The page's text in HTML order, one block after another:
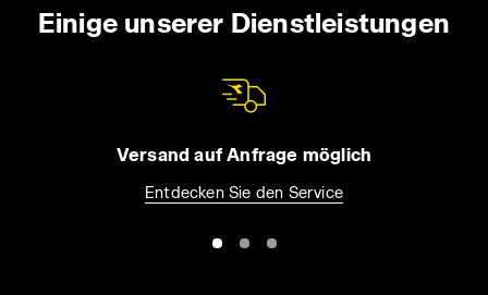
Einige unserer Dienstleistungen
Versand auf Anfrage möglich
Entdecken Sie den Service